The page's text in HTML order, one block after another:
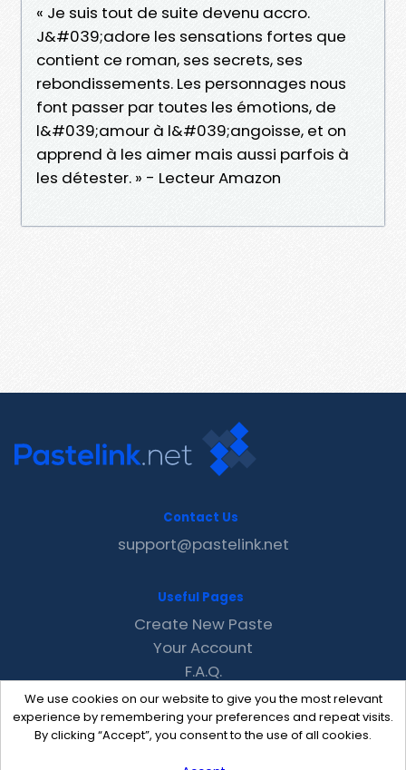
« Je suis tout de suite devenu accro.
J&#039;adore les sensations fortes que
contient ce roman, ses secrets, ses
rebondissements. Les personnages nous
font passer par toutes les émotions, de
l&#039;amour à l&#039;angoisse, et on
apprend à les aimer mais aussi parfois à
les détester. » - Lecteur Amazon
We use cookies on our website to give you the most relevant
experience by remembering your preferences and repeat visits.
By clicking “Accept”, you consent to the use of all cookies.
Contact Us
support@pastelink.net
Useful Pages
Create New Paste
Your Account
F.A.Q.
Recent
Contact